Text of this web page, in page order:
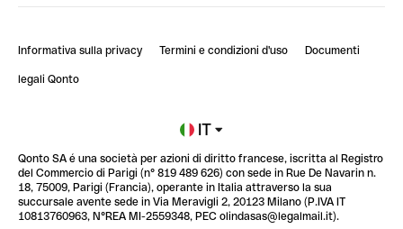
StrongHer Mentorship | Notion: come organizzare...
Blog
Glossario finanziario
Informativa sulla privacy Termini e condizioni d'uso Documenti
legali Qonto
IT
Qonto SA é una società per azioni di diritto francese, iscritta al Registro
del Commercio di Parigi (n° 819 489 626) con sede in Rue De Navarin n.
18, 75009, Parigi (Francia), operante in Italia attraverso la sua
succursale avente sede in Via Meravigli 2, 20123 Milano (P.IVA IT
10813760963, N°REA MI-2559348, PEC olindasas@legalmail.it).